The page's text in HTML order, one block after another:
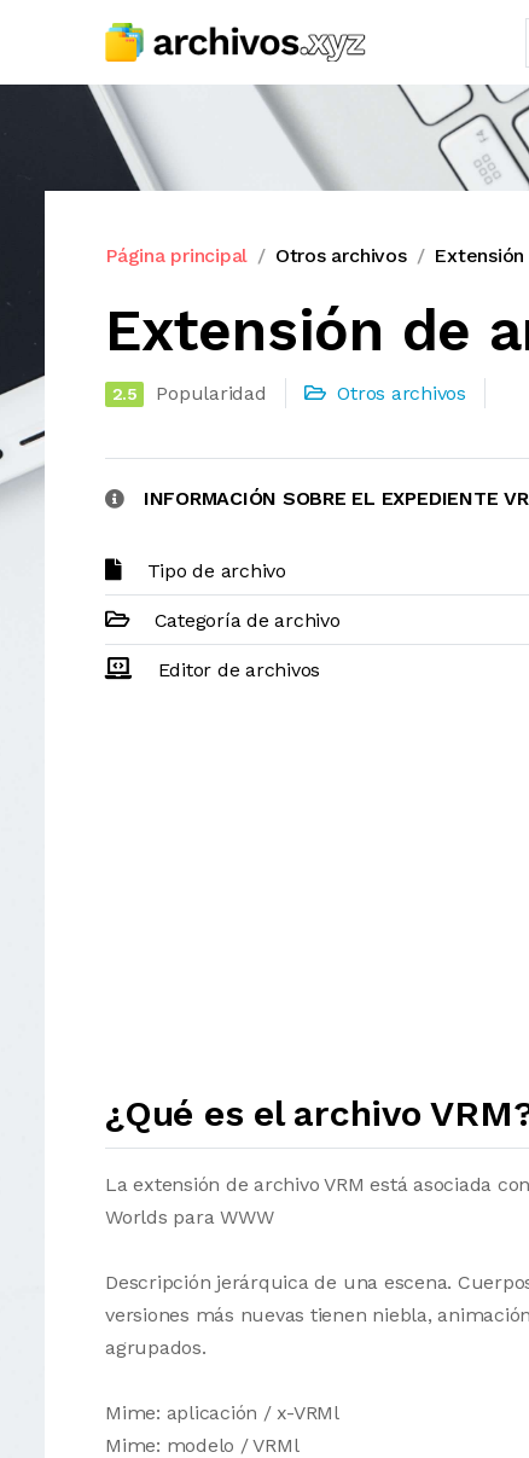
Página principal Otros archivos
Extensión de
2.5 Popularidad Otros archivos
INFORMACIÓN SOBRE EL EXPEDIENTE
Tipo de archivo
Categoría de archivo
Editor de archivos
¿Qué es el archivo
La extensión de archivo VRM está asociada
Worlds para WWW
Descripción jerárquica de una escena.
versiones más nuevas tienen niebla,
agrupados.
Mime: aplicación / x-VRMl
Mime: modelo / VRMl